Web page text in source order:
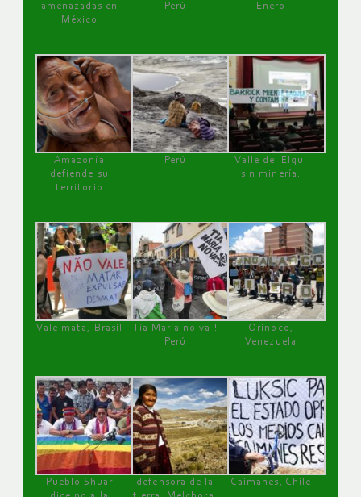
amenazadas en
México
Perú
Enero
Amazonía
defiende su
territorio
Perú
Valle del Elqui
sin minería.
Vale mata, Brasil
Tía María no va !
Perú
Orinoco,
Venezuela
Pueblo Shuar
defensora de la
Caimanes, Chile